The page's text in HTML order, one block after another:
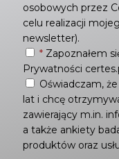
osobowych przez
celu realizacji
newsletter).
* Zapoznałem
Prywatności
Oświadczam,
lat i chcę
zawierający m.in.
a także ankiety
produktów oraz